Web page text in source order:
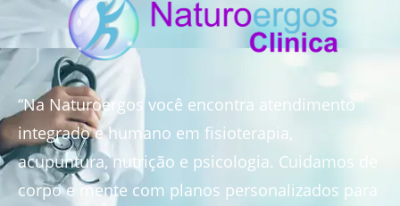
“Na Naturoergos você encontra atendimento
integrado e humano em fisioterapia,
acupuntura, nutrição e psicologia. Cuidamos de
corpo e mente com planos personalizados para